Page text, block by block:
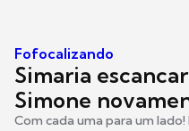
Fofocalizando
Simaria
Simone
Com cada uma para um